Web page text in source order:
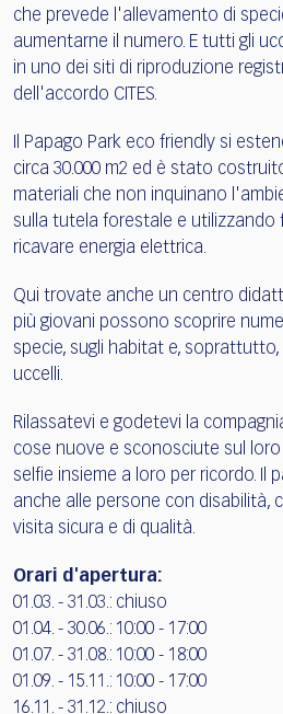
che prevede l'allevamento di
aumentarne il numero. E tutti gli
in uno dei siti di riproduzione
dell'accordo CITES.
Il Papago Park eco friendly si
circa 30.000 m2 ed è stato
materiali che non inquinano
sulla tutela forestale e utilizzando
ricavare energia elettrica.
Qui trovate anche un centro
più giovani possono scoprire
specie, sugli habitat e, soprattutto,
uccelli.
Rilassatevi e godetevi la
cose nuove e sconosciute sul
selfie insieme a loro per ricordo. Il
anche alle persone con disabilità,
visita sicura e di qualità.
Orari d'apertura:
01.03. - 31.03.: chiuso
01.04. - 30.06.: 10:00 - 17:00
01.07. - 31.08.: 10:00 - 18:00
01.09. - 15.11.: 10:00 - 17:00
16.11. - 31.12.: chiuso